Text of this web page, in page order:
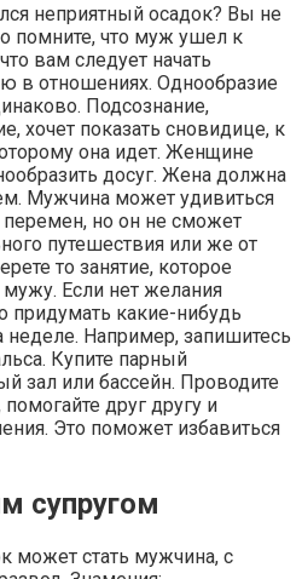
неприятный осадок? Вы не
помните, что муж ушел к
вам следует начать
в отношениях. Однообразие
Подсознание,
хочет показать сновидице, к
она идет. Женщине
досуг. Жена должна
Мужчина может удивиться
но он не сможет
путешествия или же от
то занятие, которое
Если нет желания
придумать какие-нибудь
неделе. Например, запишитесь
Купите парный
зал или бассейн. Проводите
друг другу и
Это поможет избавиться
супругом
может стать мужчина, с